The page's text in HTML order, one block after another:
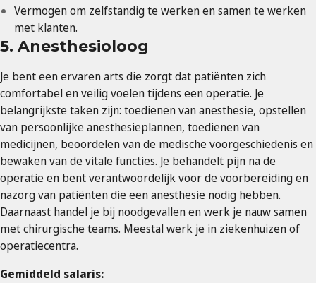
Vermogen om zelfstandig te werken en samen te werken
met klanten.
5. Anesthesioloog
Je bent een ervaren arts die zorgt dat patiënten zich
comfortabel en veilig voelen tijdens een operatie. Je
belangrijkste taken zijn: toedienen van anesthesie, opstellen
van persoonlijke anesthesieplannen, toedienen van
medicijnen, beoordelen van de medische voorgeschiedenis en
bewaken van de vitale functies. Je behandelt pijn na de
operatie en bent verantwoordelijk voor de voorbereiding en
nazorg van patiënten die een anesthesie nodig hebben.
Daarnaast handel je bij noodgevallen en werk je nauw samen
met chirurgische teams. Meestal werk je in ziekenhuizen of
operatiecentra.
Gemiddeld salaris: